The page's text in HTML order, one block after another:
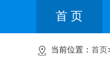
首 页
当前位置： 首页